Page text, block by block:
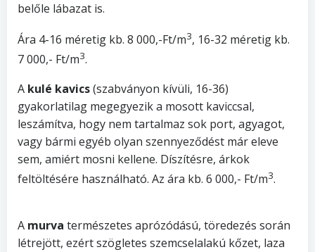
belőle lábazat is.
Ára 4-16 méretig kb. 8 000,-Ft/m3, 16-32 méretig kb.
7 000,- Ft/m3.
A kulé kavics(szabványon kívüli, 16-36)
gyakorlatilag megegyezik a mosott kaviccsal,
leszámítva, hogy nem tartalmaz sok port, agyagot,
vagy bármi egyéb olyan szennyeződést már eleve
sem, amiért mosni kellene. Díszítésre, árkok
feltöltésére használható. Az ára kb. 6 000,- Ft/m3.
A murva természetes aprózódású, töredezés során
létrejött, ezért szögletes szemcselalakú kőzet, laza